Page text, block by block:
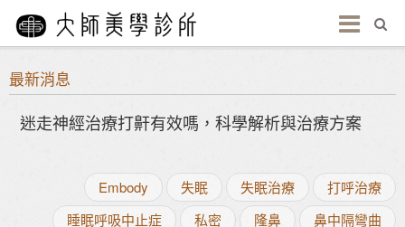
最新消息
迷走神經治療打鼾有效嗎，科學解析與治療方案
Embody 失眠 失眠治療
打呼治療
睡眠呼吸中止症
私密 隆鼻
鼻中隔彎曲